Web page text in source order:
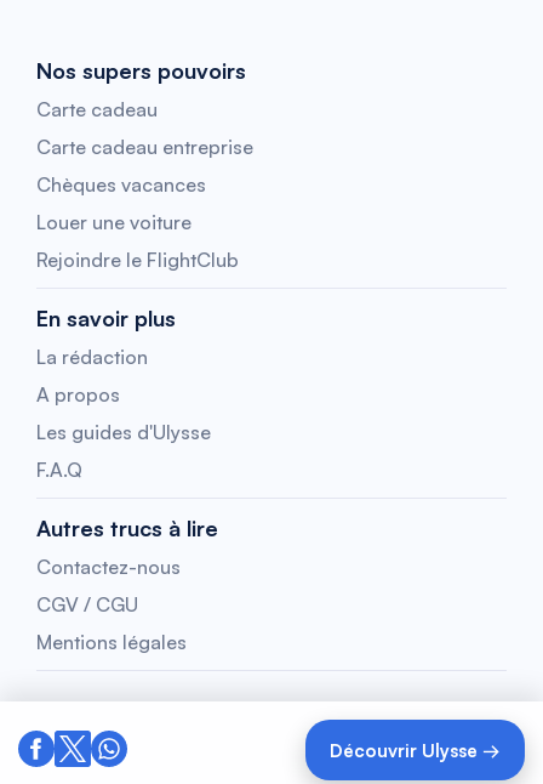
Découvrir Ulysse →
Nos supers pouvoirs
Carte cadeau
Carte cadeau entreprise
Chèques vacances
Louer une voiture
Rejoindre le FlightClub
En savoir plus
La rédaction
A propos
Les guides d'Ulysse
F.A.Q
Autres trucs à lire
Contactez-nous
CGV / CGU
Mentions légales